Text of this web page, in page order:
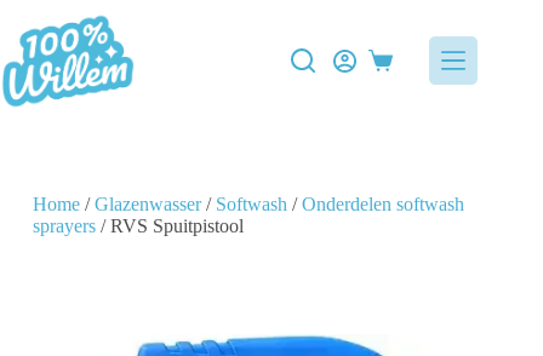
Home/Glazenwasser/ Softwash /Onderdelen softwash
sprayers/ RVS Spuitpistool